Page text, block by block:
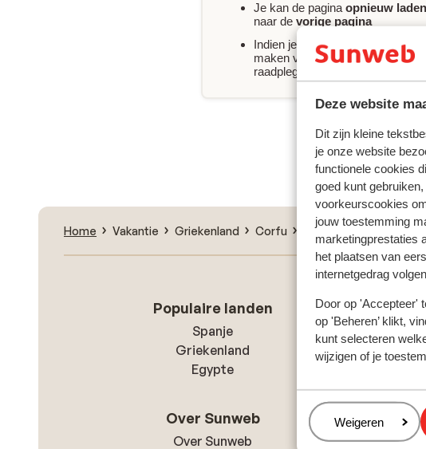
Deze website
Dit zijn kleine
je onze website
functionele cookies
goed kunt
voorkeurscookies
jouw toestemming
marketingprestaties
het plaatsen van
internetgedrag
Door op 'Accepteer'
op 'Beheren’ klikt,
kunt selecteren
wijzigen of je
Beheren
Weigeren
Je kan de pagina opnieuw laden
naar de vorige pagina
Indien je
onmiddellijke
maken van jouw boeking, kan je
raadplegen of
Zoek & boek
Home Vakantie Griekenland Corfu Moraitika Hotel
Populaire landen
Spanje
Griekenland
Egypte
Over Sunweb
Over Sunweb